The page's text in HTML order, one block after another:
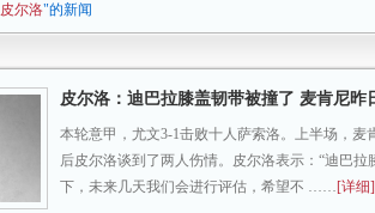
皮尔洛"的新闻
皮尔洛：迪巴拉膝盖韧带被撞了 麦肯尼昨
本轮意甲，尤文3-1击败十人萨索洛。上半场，麦
后皮尔洛谈到了两人伤情。皮尔洛表示：“迪巴拉
下，未来几天我们会进行评估，希望不 ……[详细]